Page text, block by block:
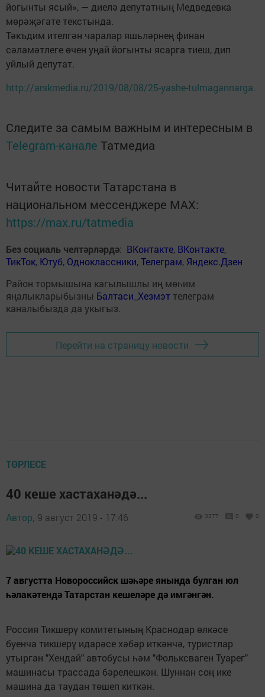
йогынты ясый», — диелә депутатның Медведевка
мөрәҗәгате текстында.
Тәкъдим ителгән чаралар яшьләрнең финан
сәламәтлеге өчен уңай йогынты ясарга тиеш, дип
уйлый депутат.
http://arskmedia.ru/2019/08/08/25-yashe-tulmagannarga.
Следите за самым важным и интересным в
Telegram-канале Татмедиа
Читайте новости Татарстана в
национальном мессенджере MАХ:
https://max.ru/tatmedia
Без социаль челтәрләрдә: ВКонтакте, ВКонтакте,
ТикТок, Ютуб, Одноклассники,Телеграм, Яндекс.Дзен
Район тормышына кагылышлы иң мөһим
яңалыкларыбызны Балтаси_Хезмэт телеграм
каналыбызда да укыгыз.
Перейти на страницу новости
ТӨРЛЕСЕ
40 кеше хастаханәдә...
Автор, 9 август 2019 - 17:46 3377 0 0
7 августта Новороссийск шәһәре янында булган юл
һәлакәтендә Татарстан кешеләре дә имгәнгән.
Россия Тикшерү комитетының Краснодар өлкәсе
буенча тикшерү идарәсе хәбәр иткәнчә, туристлар
утырган "Хендай" автобусы һәм "Фольксваген Туарег"
машинасы трассада бәрелешкән. Шуннан соң ике
машина да таудан төшеп киткән.